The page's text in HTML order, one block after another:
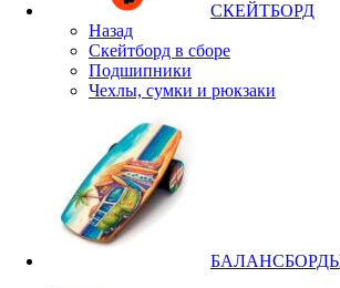
СКЕЙТБОРД
Назад
Скейтборд в сборе
Подшипники
Чехлы, сумки и рюкзаки